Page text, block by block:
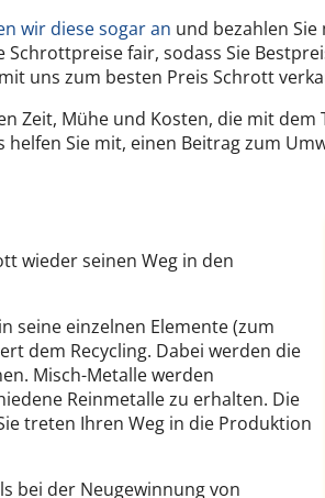
wir diese sogar an und bezahlen
fair, sodass Sie
uns zum besten Preis Schrott
Zeit, Mühe und Kosten, die mit
Sie mit, einen Beitrag zum
wieder seinen Weg in den
seine einzelnen Elemente (zum
dem Recycling. Dabei werden die
Misch-Metalle werden
Reinmetalle zu erhalten. Die
treten Ihren Weg in die Produktion
bei der Neugewinnung von